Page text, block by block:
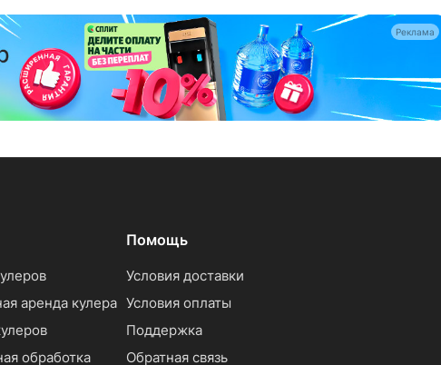
Реклама
аренда кулера
обработка
Помощь
Условия доставки
Условия оплаты
Поддержка
Обратная связь